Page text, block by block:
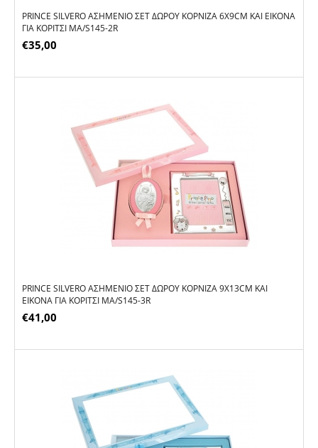
PRINCE SILVERO ΑΣΗΜΈΝΙΟ ΣΕΤ ΔΏΡΟΥ ΚΟΡΝΊΖΑ 6X9CM ΚΑΙ ΕΙΚΌΝΑ
ΓΙΑ ΚΟΡΊΤΣΙ MA/S145-2R
€35,00
PRINCE SILVERO ΑΣΗΜΈΝΙΟ ΣΕΤ ΔΏΡΟΥ ΚΟΡΝΊΖΑ 9X13CM ΚΑΙ
ΕΙΚΌΝΑ ΓΙΑ ΚΟΡΊΤΣΙ MA/S145-3R
€41,00